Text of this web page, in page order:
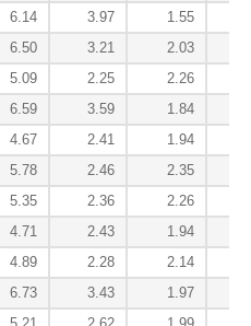
6.14 3.97 1.55
6.50 3.21 2.03
5.09 2.25 2.26
6.59 3.59 1.84
4.67 2.41 1.94
5.78 2.46 2.35
5.35 2.36 2.26
4.71 2.43 1.94
4.89 2.28 2.14
6.73 3.43 1.97